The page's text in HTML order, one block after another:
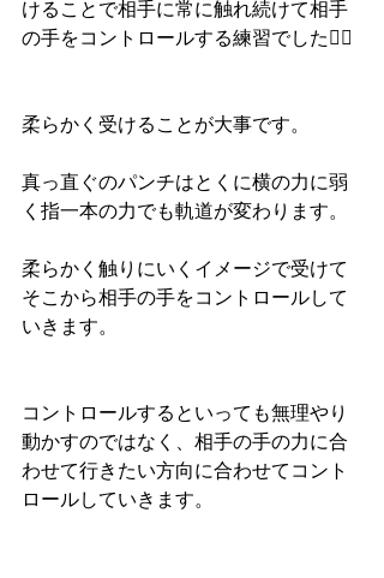
けることで相手に常に触れ続けて相手
の手をコントロールする練習でした🙆‍♀️
柔らかく受けることが大事です。
真っ直ぐのパンチはとくに横の力に弱
く指一本の力でも軌道が変わります。
柔らかく触りにいくイメージで受けて
そこから相手の手をコントロールして
いきます。
コントロールするといっても無理やり
動かすのではなく、相手の手の力に合
わせて行きたい方向に合わせてコント
ロールしていきます。